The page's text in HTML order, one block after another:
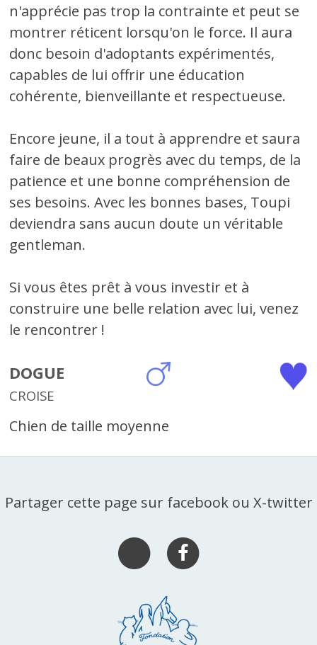
n'apprécie pas trop la contrainte et peut se
montrer réticent lorsqu'on le force. Il aura
donc besoin d'adoptants expérimentés,
capables de lui offrir une éducation
cohérente, bienveillante et respectueuse.
Encore jeune, il a tout à apprendre et saura
faire de beaux progrès avec du temps, de la
patience et une bonne compréhension de
ses besoins. Avec les bonnes bases, Toupi
deviendra sans aucun doute un véritable
gentleman.
Si vous êtes prêt à vous investir et à
construire une belle relation avec lui, venez
le rencontrer !
DOGUE
CROISE
Chien de taille moyenne
Partager cette page sur facebook ou X-twitter